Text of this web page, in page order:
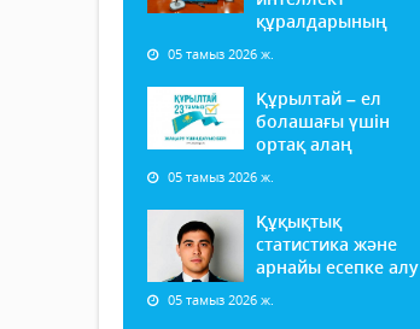
құралдарының
05 тамыз 2026 ж.
Құрылтай – ел
болашағы үшін
ортақ алаң
05 тамыз 2026 ж.
Құқықтық
статистика және
арнайы есепке алу
05 тамыз 2026 ж.